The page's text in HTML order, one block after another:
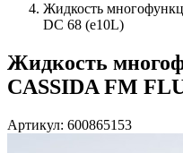
Жидкость
DC 68 (e10L)
Жидкость
СASSIDA FM
Артикул: 600865153